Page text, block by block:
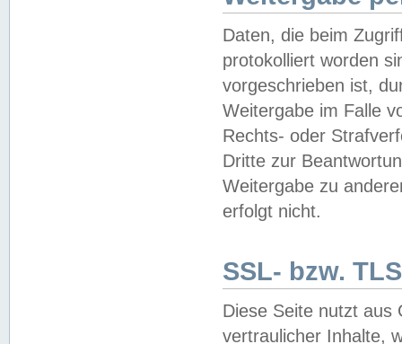
Daten, die beim
protokolliert worden
vorgeschrieben ist,
Weitergabe im Falle
Rechts- oder
Dritte zur
Weitergabe zu
erfolgt nicht.
SSL- bzw.
Diese Seite nutzt aus
vertraulicher Inhalte,